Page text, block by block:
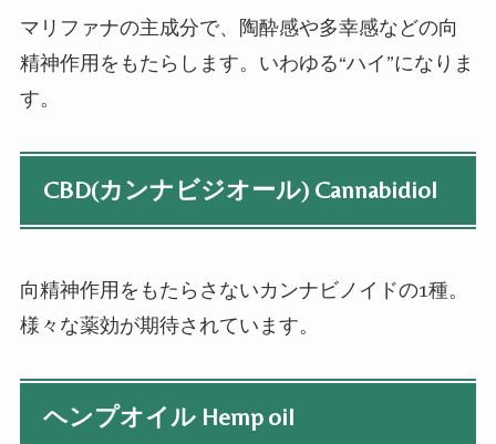
マリファナの主成分で、陶酔感や多幸感などの向
精神作用をもたらします。いわゆる“ハイ”になりま
す。
CBD(カンナビジオール) Cannabidiol
向精神作用をもたらさないカンナビノイドの1種。
様々な薬効が期待されています。
ヘンプオイル Hemp oil